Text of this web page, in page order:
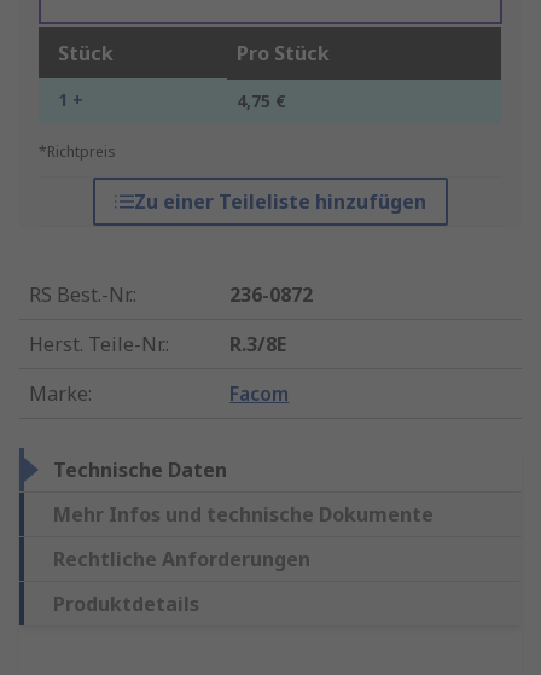
Stück Pro Stück
1 + 4,75 €
*Richtpreis
Zu einer Teileliste hinzufügen
RS Best.-Nr.:
236-0872
Herst. Teile-Nr.:
R.3/8E
Marke: Facom
Technische Daten
Mehr Infos und technische Dokumente
Rechtliche Anforderungen
Produktdetails